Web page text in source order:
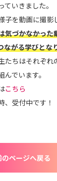
いきました。
子を動画に撮
気づかなかった
ながる学びとな
たちはそれぞれ
でいます。
こちら
、受付中です！
のページへ戻る